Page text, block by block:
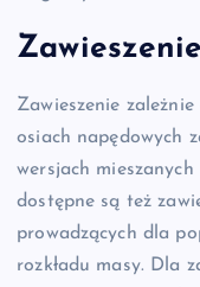
Zawieszenie
Zawieszenie
osiach napędowych
wersjach
dostępne są też
prowadzących dla
rozkładu masy. Dla